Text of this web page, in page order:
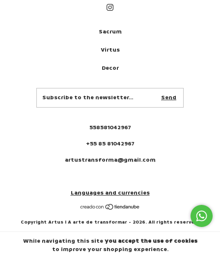
While navigating this siteyou accept the use of cookies
to improve your shopping experience.
Sacrum
Virtus
Decor
558581042967
+55 85 81042967
artustransforma@gmail.com
Languages and currencies
Copyright Artus I A arte de transformar - 2026. All rights reserved.